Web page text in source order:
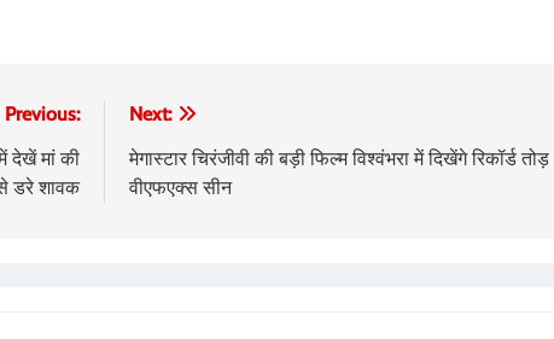
Previous:
देखें मां की
डरे शावक
Next:
मेगास्टार चिरंजीवी की बड़ी फिल्म विश्वंभरा में दिखेंगे रिकॉर्ड तोड़
वीएफएक्स सीन